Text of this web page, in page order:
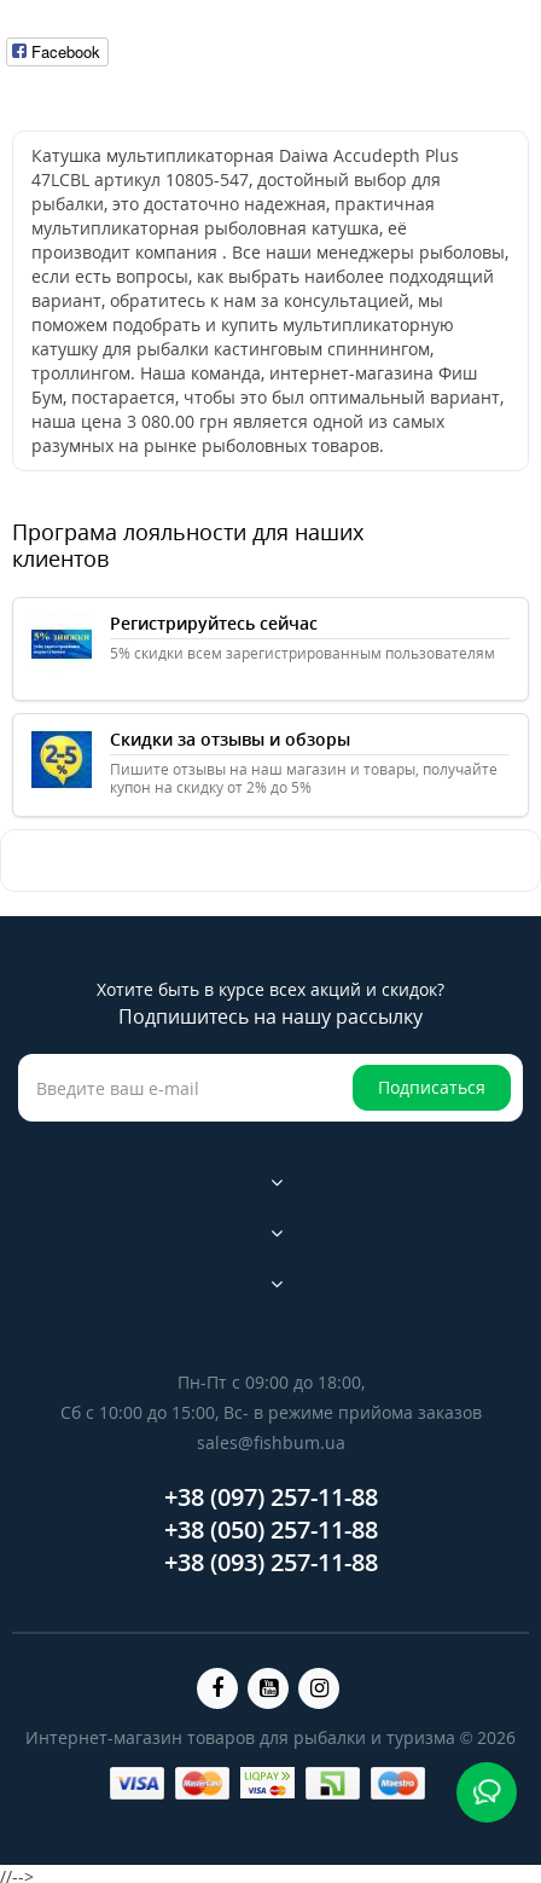
Facebook
Катушка мультипликаторная Daiwa Accudepth Plus
47LCBL артикул 10805-547, достойный выбор для
рыбалки, это достаточно надежная, практичная
мультипликаторная рыболовная катушка, её
производит компания . Все наши менеджеры рыболовы,
если есть вопросы, как выбрать наиболее подходящий
вариант, обратитесь к нам за консультацией, мы
поможем подобрать и купить мультипликаторную
катушку для рыбалки кастинговым спиннингом,
троллингом. Наша команда, интернет-магазина Фиш
Бум, постарается, чтобы это был оптимальный вариант,
наша цена 3 080.00 грн является одной из самых
разумных на рынке рыболовных товаров.
Програма лояльности для наших
клиентов
Регистрируйтесь сейчас
5% скидки всем зарегистрированным пользователям
Скидки за отзывы и обзоры
Пишите отзывы на наш магазин и товары, получайте
купон на скидку от 2% до 5%
Хотите быть в курсе всех акций и скидок?
Подпишитесь на нашу рассылку
Подписаться
Пн-Пт с 09:00 до 18:00,
Сб с 10:00 до 15:00, Вс- в режиме прийома заказов
sales@fishbum.ua
+38 (097) 257-11-88
+38 (050) 257-11-88
+38 (093) 257-11-88
Интернет-магазин товаров для рыбалки и туризма © 2026
//-->